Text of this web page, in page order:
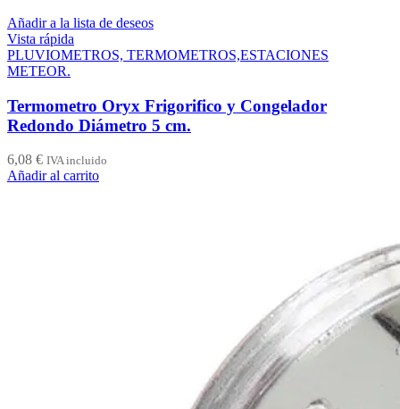
Añadir a la lista de deseos
Vista rápida
PLUVIOMETROS, TERMOMETROS,ESTACIONES
METEOR.
Termometro Oryx Frigorifico y Congelador
Redondo Diámetro 5 cm.
6,08 € IVA incluido
Añadir al carrito